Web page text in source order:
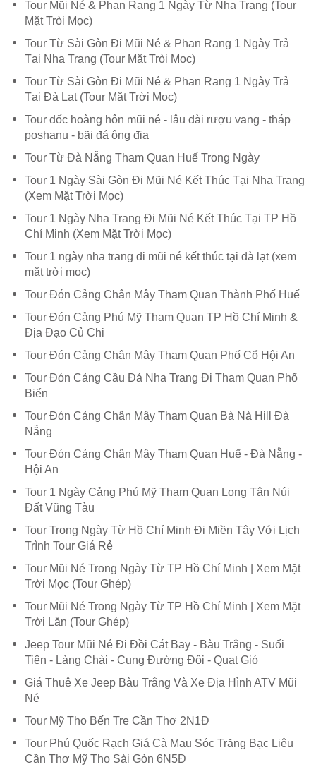
Tour Mũi Né & Phan Rang 1 Ngày Từ Nha Trang (Tour
Mặt Tròi Mọc)
Tour Từ Sài Gòn Đi Mũi Né & Phan Rang 1 Ngày Trả
Tại Nha Trang (Tour Mặt Tròi Mọc)
Tour Từ Sài Gòn Đi Mũi Né & Phan Rang 1 Ngày Trả
Tại Đà Lạt (Tour Mặt Trời Mọc)
Tour dốc hoàng hôn mũi né - lâu đài rượu vang - tháp
poshanu - bãi đá ông địa
Tour Từ Đà Nẵng Tham Quan Huế Trong Ngày
Tour 1 Ngày Sài Gòn Đi Mũi Né Kết Thúc Tại Nha Trang
(Xem Mặt Trời Mọc)
Tour 1 Ngày Nha Trang Đi Mũi Né Kết Thúc Tại TP Hồ
Chí Minh (Xem Mặt Trời Mọc)
Tour 1 ngày nha trang đi mũi né kết thúc tại đà lạt (xem
mặt trời mọc)
Tour Đón Cảng Chân Mây Tham Quan Thành Phố Huế
Tour Đón Cảng Phú Mỹ Tham Quan TP Hồ Chí Minh &
Địa Đạo Củ Chi
Tour Đón Cảng Chân Mây Tham Quan Phố Cổ Hội An
Tour Đón Cảng Cầu Đá Nha Trang Đi Tham Quan Phố
Biển
Tour Đón Cảng Chân Mây Tham Quan Bà Nà Hill Đà
Nẵng
Tour Đón Cảng Chân Mây Tham Quan Huế - Đà Nẵng -
Hội An
Tour 1 Ngày Cảng Phú Mỹ Tham Quan Long Tân Núi
Đất Vũng Tàu
Tour Trong Ngày Từ Hồ Chí Minh Đi Miền Tây Với Lịch
Trình Tour Giá Rẻ
Tour Mũi Né Trong Ngày Từ TP Hồ Chí Minh | Xem Mặt
Trời Mọc (Tour Ghép)
Tour Mũi Né Trong Ngày Từ TP Hồ Chí Minh | Xem Mặt
Trời Lặn (Tour Ghép)
Jeep Tour Mũi Né Đi Đồi Cát Bay - Bàu Trắng - Suối
Tiên - Làng Chài - Cung Đường Đôi - Quạt Gió
Giá Thuê Xe Jeep Bàu Trắng Và Xe Địa Hình ATV Mũi
Né
Tour Mỹ Tho Bến Tre Cần Thơ 2N1Đ
Tour Phú Quốc Rạch Giá Cà Mau Sóc Trăng Bạc Liêu
Cần Thơ Mỹ Tho Sài Gòn 6N5Đ